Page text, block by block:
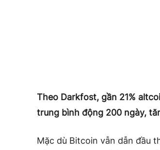
Theo Darkfost, gần 21%
trung bình động 200 ngày,
Mặc dù Bitcoin vẫn dẫn đầu